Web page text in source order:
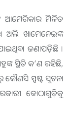
ଆମେରିକାର ମିଳିତ
ଅଲି ଖାମେନେଇଙ୍କ
ଜଣାପଡ଼ିଛି ।
ସ୍ଥିତି କ’ଣ ରହିଛି,
କୌଣସି ସ୍ପଷ୍ଟ ସୂଚନା
କୋଠାଗୁଡ଼ିକୁ